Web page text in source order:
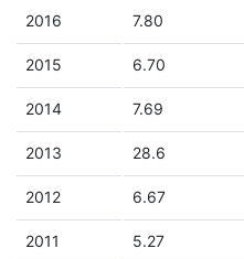
2016 7.80
2015 6.70
2014 7.69
2013 28.6
2012 6.67
2011 5.27